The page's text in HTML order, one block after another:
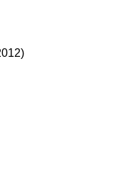
公開（DVD-SET2特典映像より）
Big News TV
瞬間惹かれた” 20180123
You In My Heart)
Big News TV